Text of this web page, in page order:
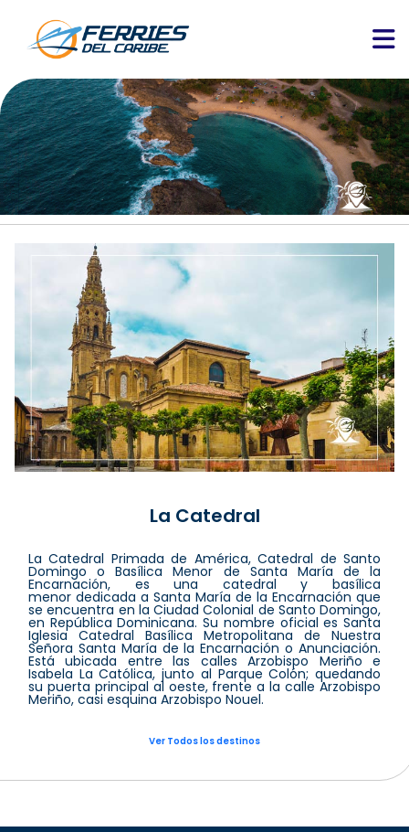
La Catedral
La Catedral Primada de América, Catedral de Santo
Domingo o Basílica Menor de Santa María de la
Encarnación, es una catedral y basílica
menor dedicada a Santa María de la Encarnación que
se encuentra en la Ciudad Colonial de Santo Domingo,
en República Dominicana. Su nombre oficial es Santa
Iglesia Catedral Basílica Metropolitana de Nuestra
Señora Santa María de la Encarnación o Anunciación.
Está ubicada entre las calles Arzobispo Meriño e
Isabela La Católica, junto al Parque Colón; quedando
su puerta principal al oeste, frente a la calle Arzobispo
Meriño, casi esquina Arzobispo Nouel.
Ver Todos los destinos